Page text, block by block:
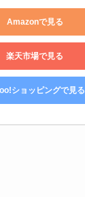
Amazonで見る
楽天市場で見る
ショッピングで見る